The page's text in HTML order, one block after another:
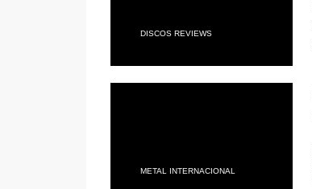
DISCOS REVIEWS
METAL INTERNACIONAL